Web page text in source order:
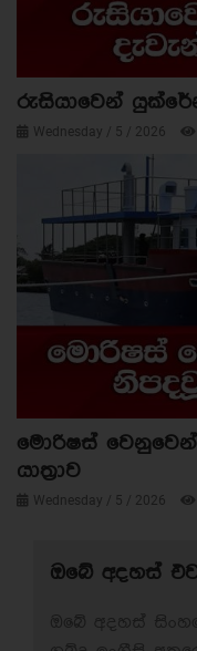
රුසියාවෙන්
Wednesday / 5 / 2026
මොරිෂස්
යාත්‍රාව
Wednesday / 5 / 2026
ඔබේ අදහස්